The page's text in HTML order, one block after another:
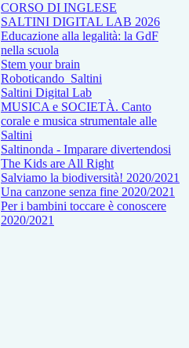
CORSO DI INGLESE
SALTINI DIGITAL LAB 2026
Educazione alla legalità: la GdF
nella scuola
Stem your brain
Roboticando_Saltini
Saltini Digital Lab
MUSICA e SOCIETÀ. Canto
corale e musica strumentale alle
Saltini
Saltinonda - Imparare divertendosi
The Kids are All Right
Salviamo la biodiversità! 2020/2021
Una canzone senza fine 2020/2021
Per i bambini toccare è conoscere
2020/2021